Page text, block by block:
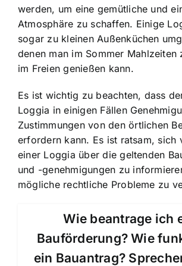
werden, um eine gemütliche und
Atmosphäre zu schaffen. Einige
sogar zu kleinen Außenküchen
denen man im Sommer Mahlzeiten
im Freien genießen kann.
Es ist wichtig zu beachten, dass
Loggia in einigen Fällen
Zustimmungen von den örtlichen
erfordern kann. Es ist ratsam, sich
einer Loggia über die geltenden
und -genehmigungen zu
mögliche rechtliche Probleme zu
Wie beantrage ich
Bauförderung? Wie
ein Bauantrag?